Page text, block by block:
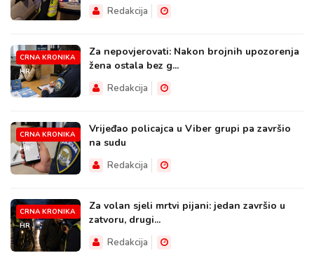
Redakcija
CRNA KRONIKA
HR
Za nepovjerovati: Nakon brojnih upozorenja
žena ostala bez g...
Redakcija
CRNA KRONIKA
HR
Vrijeđao policajca u Viber grupi pa završio
na sudu
Redakcija
CRNA KRONIKA
HR
Za volan sjeli mrtvi pijani: jedan završio u
zatvoru, drugi...
Redakcija